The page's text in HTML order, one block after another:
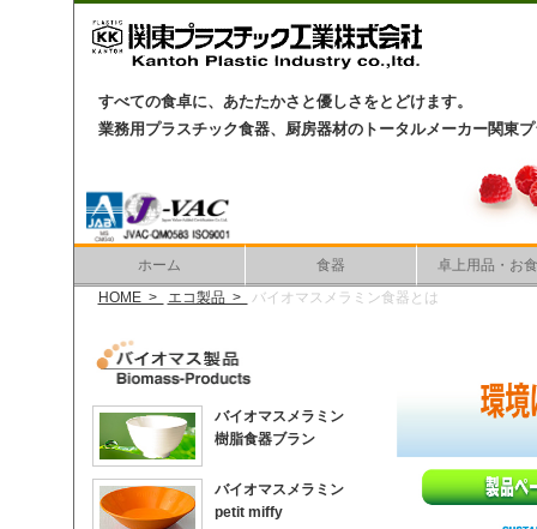
すべての食卓に、あたたかさと優しさをとどけます。
業務用プラスチック食器、厨房器材のトータルメーカー関東
ホーム 食器
卓上用品・お
HOME >
エコ製品 > バイオマスメラミン食器とは
バイオマスメラミン
樹脂食器ブラン
バイオマスメラミン
petit miffy